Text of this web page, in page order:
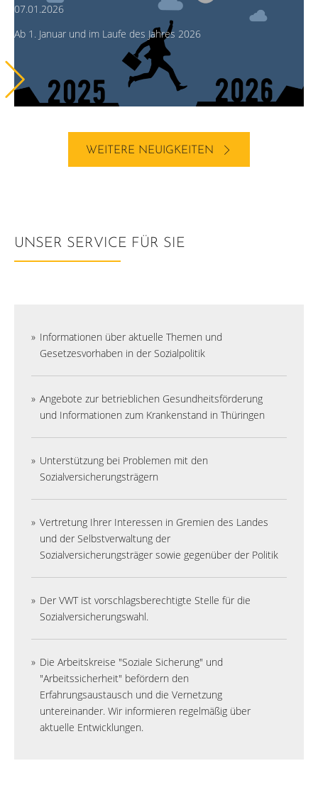
07.01.2026
Ab 1. Januar und im Laufe des Jahres 2026
WEITERE NEUIGKEITEN
UNSER SERVICE FÜR SIE
Informationen über aktuelle Themen und
Gesetzesvorhaben in der Sozialpolitik
Angebote zur betrieblichen Gesundheitsförderung
und Informationen zum Krankenstand in Thüringen
Unterstützung bei Problemen mit den
Sozialversicherungsträgern
Vertretung Ihrer Interessen in Gremien des Landes
und der Selbstverwaltung der
Sozialversicherungsträger sowie gegenüber der Politik
Der VWT ist vorschlagsberechtigte Stelle für die
Sozialversicherungswahl.
Die Arbeitskreise "Soziale Sicherung" und
"Arbeitssicherheit" befördern den
Erfahrungsaustausch und die Vernetzung
untereinander. Wir informieren regelmäßig über
aktuelle Entwicklungen.